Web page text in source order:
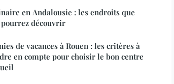
en Andalousie : les endroits que
pourrez découvrir
de vacances à Rouen : les critères à
en compte pour choisir le bon centre